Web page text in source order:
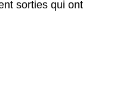
sorties qui ont